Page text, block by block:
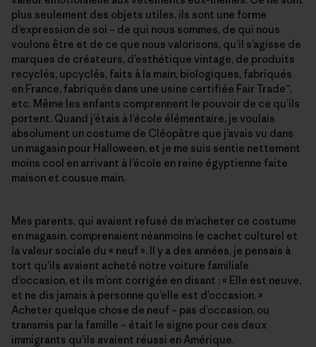
plus seulement des objets utiles, ils sont une forme
d’expression de soi – de qui nous sommes, de qui nous
voulons être et de ce que nous valorisons, qu’il s’agisse de
marques de créateurs, d’esthétique vintage, de produits
recyclés, upcyclés, faits à la main, biologiques, fabriqués
en France, fabriqués dans une usine certifiée Fair Trade™,
etc. Même les enfants comprennent le pouvoir de ce qu’ils
portent. Quand j’étais à l’école élémentaire, je voulais
absolument un costume de Cléopâtre que j’avais vu dans
un magasin pour Halloween, et je me suis sentie nettement
moins cool en arrivant à l’école en reine égyptienne faite
maison et cousue main.
Mes parents, qui avaient refusé de m’acheter ce costume
en magasin, comprenaient néanmoins le cachet culturel et
la valeur sociale du « neuf ». Il y a des années, je pensais à
tort qu’ils avaient acheté notre voiture familiale
d’occasion, et ils m’ont corrigée en disant : « Elle est neuve,
et ne dis jamais à personne qu’elle est d’occasion. »
Acheter quelque chose de neuf – pas d’occasion, ou
transmis par la famille – était le signe pour ces deux
immigrants qu’ils avaient réussi en Amérique.